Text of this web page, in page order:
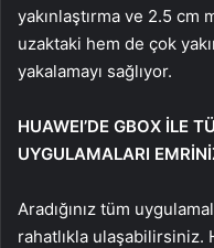
yakınlaştırma ve 2.5
uzaktaki hem de çok
yakalamayı sağlıyor.
HUAWEI’DE GBOX İLE
UYGULAMALARI
Aradığınız tüm
rahatlıkla ulaşabilirsiniz.